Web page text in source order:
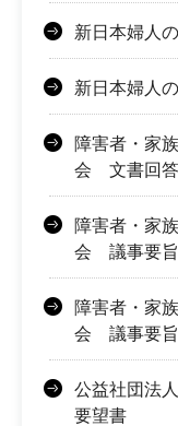
新日本婦人
新日本婦人
障害者・家
会 文書回答
障害者・家
会 議事要旨
障害者・家
会 議事要旨
公益社団法
要望書